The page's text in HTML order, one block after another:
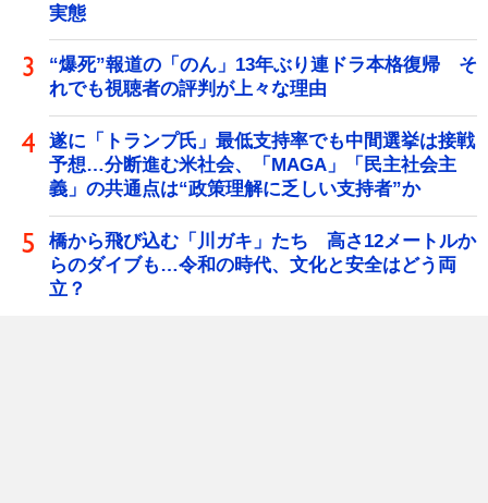
実態
“爆死”報道の「のん」13年ぶり連ドラ本格復帰 そ
れでも視聴者の評判が上々な理由
遂に「トランプ氏」最低支持率でも中間選挙は接戦
予想…分断進む米社会、「MAGA」「民主社会主
義」の共通点は“政策理解に乏しい支持者”か
橋から飛び込む「川ガキ」たち 高さ12メートルか
らのダイブも…令和の時代、文化と安全はどう両
立？